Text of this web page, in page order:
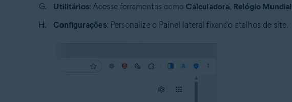
Utilitários: Acesse ferramentas como Calculadora, Relógio Mundial
Configurações: Personalize o Painel lateral fixando atalhos de site.